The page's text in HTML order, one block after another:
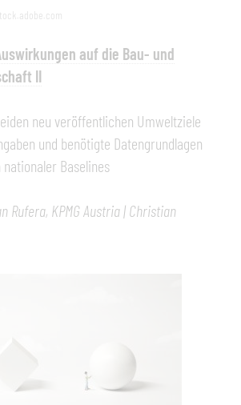
auf die Bau- und
II
neu veröffentlichen Umweltziele
und benötigte Datengrundlagen
Baselines
Rufera, KPMG Austria | Christian